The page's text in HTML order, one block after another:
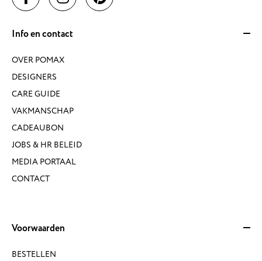
Info en contact
OVER POMAX
DESIGNERS
CARE GUIDE
VAKMANSCHAP
CADEAUBON
JOBS & HR BELEID
MEDIA PORTAAL
CONTACT
Voorwaarden
BESTELLEN